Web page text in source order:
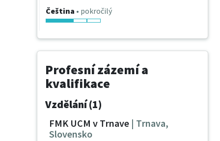
Čeština • pokročilý
Profesní zázemí a
kvalifikace
Vzdělání (1)
FMK UCM v Trnave | Trnava,
Slovensko